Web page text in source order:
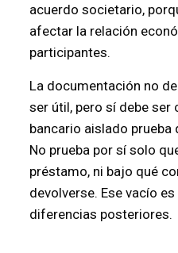
acuerdo societario,
afectar la relación
participantes.
La documentación no
ser útil, pero sí debe ser
bancario aislado prueba
No prueba por sí solo
préstamo, ni bajo qué
devolverse. Ese vacío
diferencias posteriores.